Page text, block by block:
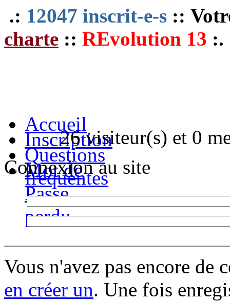
.: 12047 inscrit-e-s ::
charte :: REvolution 13 :.
26 visiteur(s) et 0
Accueil
Inscription
Questions
fréquentes
Mot de
Passe
perdu
Connexion au site
Vous n'avez pas encore de
en créer un. Une fois